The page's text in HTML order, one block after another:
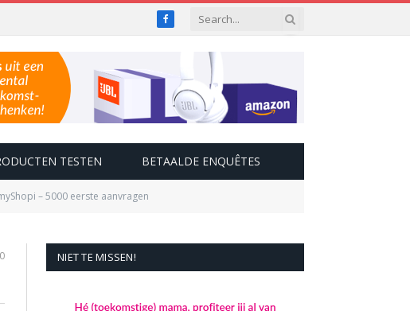
Facebook
TESTEN BETAALDE ENQUÊTES
– 5000 eerste aanvragen
0 NIET TE MISSEN!